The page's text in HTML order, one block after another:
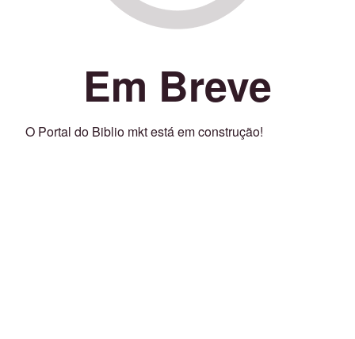
Em Breve
O Portal do Biblio mkt está em construção!